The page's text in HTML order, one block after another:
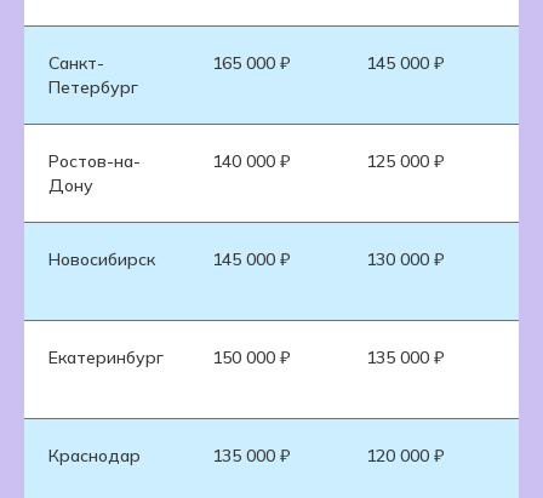
Санкт-
Петербург
165 000 ₽ 145 000 ₽
Ростов-на-
Дону
140 000 ₽ 125 000 ₽
Новосибирск 145 000 ₽ 130 000 ₽
Екатеринбург 150 000 ₽ 135 000 ₽
Краснодар 135 000 ₽ 120 000 ₽